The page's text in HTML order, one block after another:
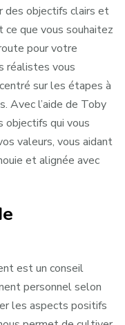
des objectifs clairs et
que vous souhaitez
pour votre
réalistes vous
sur les étapes à
Avec l’aide de Toby
objectifs qui vous
valeurs, vous aidant
et alignée avec
est un conseil
personnel selon
les aspects positifs